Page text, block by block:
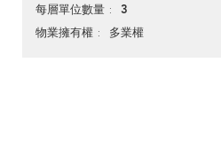
每層單位數量 3
物業擁有權 多業權